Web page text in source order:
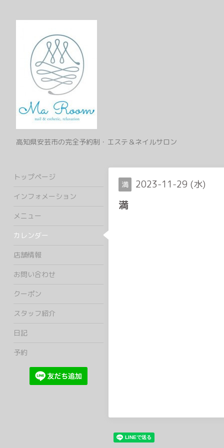
高知県安芸市の完全予約制・エステ＆ネイルサロン
満 2023-11-29 (水)
満
トップページ
インフォメーション
メニュー
カレンダー
店舗情報
お問い合わせ
クーポン
スタッフ紹介
日記
予約